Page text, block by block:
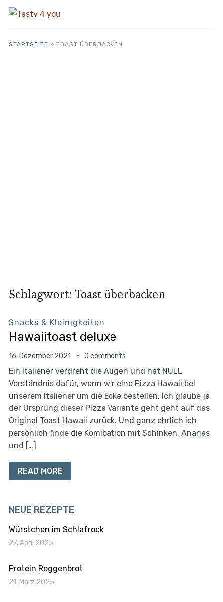
STARTSEITE » TOAST ÜBERBACKEN
Schlagwort: Toast überbacken
Snacks & Kleinigkeiten
Hawaiitoast deluxe
16. Dezember 2021 0 comments
Ein Italiener verdreht die Augen und hat NULL
Verständnis dafür, wenn wir eine Pizza Hawaii bei
unserem Italiener um die Ecke bestellen. Ich glaube ja
der Ursprung dieser Pizza Variante geht geht auf das
Original Toast Hawaii zurück. Und ganz ehrlich ich
persönlich finde die Komibation mit Schinken, Ananas
und […]
READ MORE
NEUE REZEPTE
Würstchen im Schlafrock
27. April 2025
Protein Roggenbrot
21. März 2025